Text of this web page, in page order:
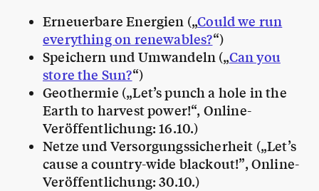
Erneuerbare Energien („Could we run
everything on renewables?“)
Speichern und Umwandeln („Can you
store the Sun?“)
Geothermie („Let’s punch a hole in the
Earth to harvest power!“, Online-
Veröffentlichung: 16.10.)
Netze und Versorgungssicherheit („Let’s
cause a country-wide blackout!”, Online-
Veröffentlichung: 30.10.)